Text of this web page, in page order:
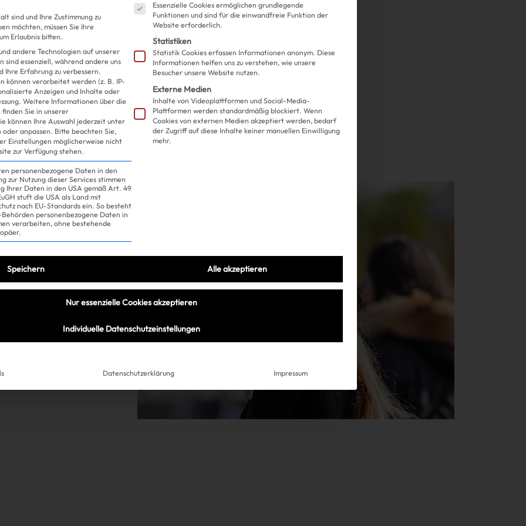
Ran an die Lipliner
für einen
sind und Ihre Zustimmung zu
möchten, müssen Sie Ihre
Erlaubnis bitten.
andere Technologien auf unserer
sind essenziell, während andere uns
Ihre Erfahrung zu verbessern.
können verarbeitet werden (z. B. IP-
Anzeigen und Inhalte oder
Weitere Informationen über die
Sie in unserer
können Ihre Auswahl jederzeit unter
anpassen. Bitte beachten Sie,
Einstellungen möglicherweise nicht
zur Verfügung stehen.
personenbezogene Daten in den
zur Nutzung dieser Services stimmen
Ihrer Daten in den USA gemäß Art. 49
stuft die USA als Land mit
nach EU-Standards ein. So besteht
Behörden personenbezogene Daten in
verarbeiten, ohne bestehende
Essenzielle Cookies ermöglichen grundlegende
Funktionen und sind für die einwandfreie Funktion der
Website erforderlich.
Statistiken
Statistik Cookies erfassen Informationen anonym. Diese
Informationen helfen uns zu verstehen, wie unsere
Besucher unsere Website nutzen.
Externe Medien
Inhalte von Videoplattformen und Social-Media-
Plattformen werden standardmäßig blockiert. Wenn
Cookies von externen Medien akzeptiert werden, bedarf
der Zugriff auf diese Inhalte keiner manuellen Einwilligung
mehr.
Speichern Alle akzeptieren
Nur essenzielle Cookies akzeptieren
Individuelle Datenschutzeinstellungen
Datenschutzerklärung Impressum